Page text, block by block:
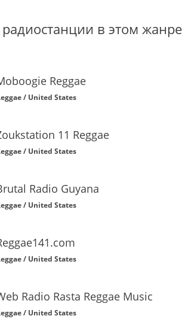
в этом жанре
Reggae
/ United States
11 Reggae
/ United States
Radio Guyana
/ United States
/ United States
Radio Rasta Reggae Music
/ United States